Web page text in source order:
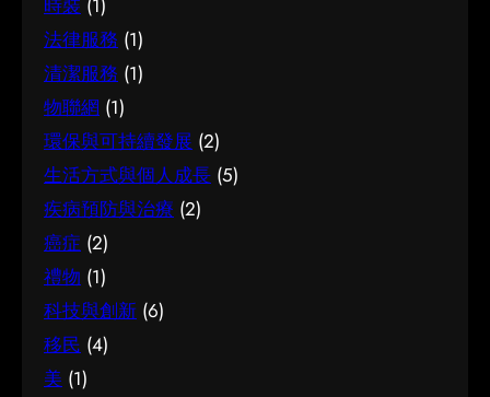
法律服務 (1)
清潔服務 (1)
物聯網 (1)
環保與可持續發展 (2)
生活方式與個人成長 (5)
疾病預防與治療 (2)
癌症 (2)
禮物 (1)
科技與創新 (6)
移民 (4)
美 (1)